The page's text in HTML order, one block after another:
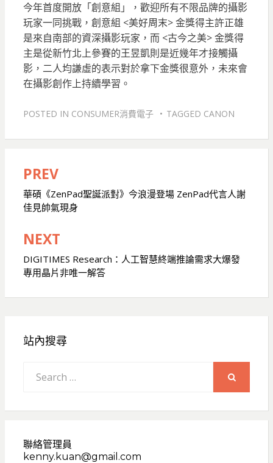
今年首度開放「創意組」，歡迎所有不限品牌的攝影
玩家一同挑戰，創意組 <美好周末> 金獎得主許正雄
是來自南部的資深攝影玩家，而 <古今之美> 金獎得
主是從新竹北上參賽的王昱凱則是近幾年才接觸攝
影，二人均謙虛的表示對於拿下金獎很意外，未來會
在攝影創作上持續學習。
POSTED IN CONSUMER消費電子 TAGGED CANON
文
章
導
覽
PREV
華碩《ZenPad聖誕派對》今浪漫登場 ZenPad代言人謝
佳見帥氣現身
NEXT
DIGITIMES Research：人工智慧終端推論需求大爆發
專用晶片非唯一解答
站內搜尋
for:
聯絡管理員
kenny.kuan@gmail.com